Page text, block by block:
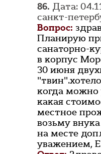
86. Дата:
санкт-
Вопрос:
Планирую
санаторно-
в корпус
30 июня
когда можно
какая
местное
возьму
на месте
уважением,